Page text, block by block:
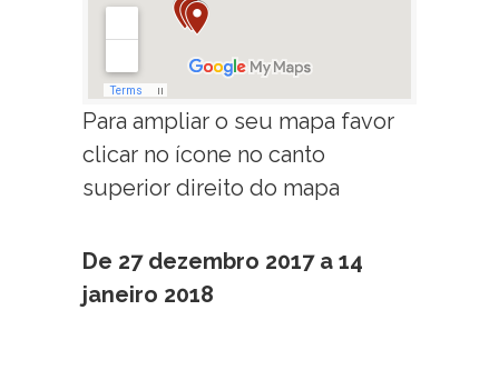
Para ampliar o seu mapa favor
clicar no ícone no canto
superior direito do mapa
De 27 dezembro 2017 a 14
janeiro 2018